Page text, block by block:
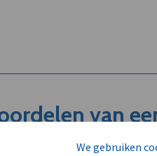
We gebruiken
van